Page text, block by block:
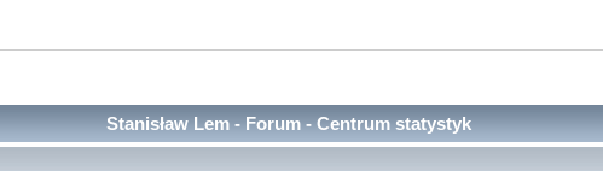
Stanisław Lem - Forum - Centrum statystyk